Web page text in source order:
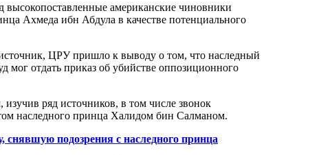
высокопоставленные американские чиновники
Ахмеда ибн Абдула в качестве потенциального
источник, ЦРУ пришло к выводу о том, что наследный
отдать приказ об убийстве оппозиционного
ряд источников, в том числе звонок
наследного принца Халидом бин Салманом.
снявшую подозрения с наследного принца